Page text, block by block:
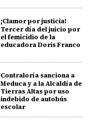
¡Clamor por justicia!
Tercer día del juicio por
el femicidio de la
educadora Doris Franco
Contraloría sanciona a
Meduca y a la Alcaldía de
Tierras Altas por uso
indebido de autobús
escolar